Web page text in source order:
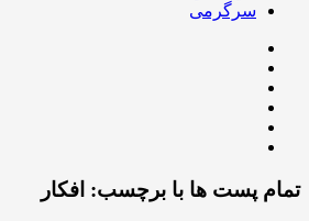
سرگرمی
تمام پست ها با برچسب: افکار